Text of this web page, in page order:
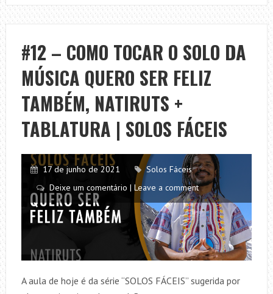
FLOR
E
BEIJA-
FLOR,
HENRIQUE
E
JULIANO
+
CIFRA
COMPLETA
(SIMPLIFICADA)
#12 – COMO TOCAR O SOLO DA
MÚSICA QUERO SER FELIZ
TAMBÉM, NATIRUTS +
TABLATURA | SOLOS FÁCEIS
17 de junho de 2021
Solos Fáceis
Deixe um comentário | Leave a comment
A aula de hoje é da série “SOLOS FÁCEIS” sugerida por